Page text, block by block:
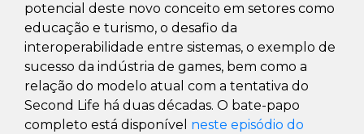
potencial deste novo conceito em setores como
educação e turismo, o desafio da
interoperabilidade entre sistemas, o exemplo de
sucesso da indústria de games, bem como a
relação do modelo atual com a tentativa do
Second Life há duas décadas. O bate-papo
completo está disponível neste episódio do